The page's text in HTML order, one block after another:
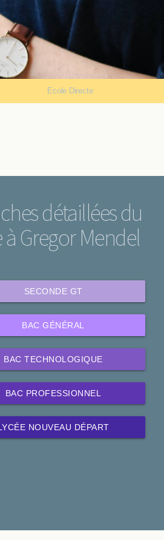
Ecole Directe
détaillées du
à Gregor Mendel
SECONDE GT
BAC GÉNÉRAL
BAC TECHNOLOGIQUE
BAC PROFESSIONNEL
NOUVEAU DÉPART